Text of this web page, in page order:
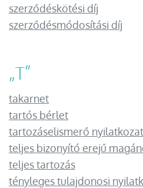
szerződéskötési díj
szerződésmódosítási díj
„T”
takarnet
tartós bérlet
tartozáselismerő nyilatkozat
teljes bizonyító erejű
teljes tartozás
tényleges tulajdonosi